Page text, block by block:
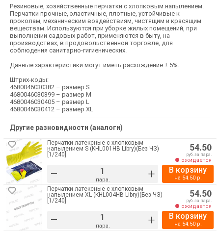
Резиновые, хозяйственные перчатки с хлопковым напылением.
Перчатки прочные, эластичные, плотные, устойчивые к
проколам, механическим воздействиям, чистящим и красящим
веществам. Используются при уборке жилых помещений, при
выполнении садовых работ, применяются в быту, на
производствах, в продовольственной торговле, для
соблюдения санитарно-гигиенических.
Данные характеристики могут иметь расхождение ± 5%.
Штрих-коды:
4680046030382 – размер S
4680046030399 – размер М
4680046030405 – размер L
4680046030412 – размер XL
Другие разновидности (аналоги)
Перчатки латексные с хлопковым
напылением S (KHL001HB Libry)(Без ЧЗ)
[1/240]
– пара. +
54.50
руб. за пара.
ожидается
В корзину
на 54.50р.
Перчатки латексные с хлопковым
напылением XL (KHL004HB Libry)(Без ЧЗ)
[1/240]
– пара. +
54.50
руб. за пара.
ожидается
В корзину
на 54.50р.